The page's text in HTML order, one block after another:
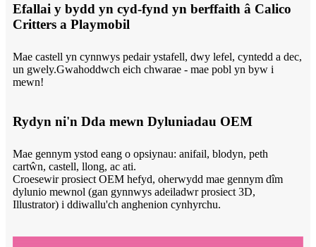
Efallai y bydd yn cyd-fynd yn berffaith â Calico
Critters a Playmobil
Mae castell yn cynnwys pedair ystafell, dwy lefel, cyntedd a dec,
un gwely.Gwahoddwch eich chwarae - mae pobl yn byw i
mewn!
Rydyn ni'n Dda mewn Dyluniadau OEM
Mae gennym ystod eang o opsiynau: anifail, blodyn, peth
cartŵn, castell, llong, ac ati.
Croesewir prosiect OEM hefyd, oherwydd mae gennym dîm
dylunio mewnol (gan gynnwys adeiladwr prosiect 3D,
Illustrator) i ddiwallu'ch anghenion cynhyrchu.